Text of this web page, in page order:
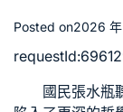
Posted on2026 年
國民張水瓶